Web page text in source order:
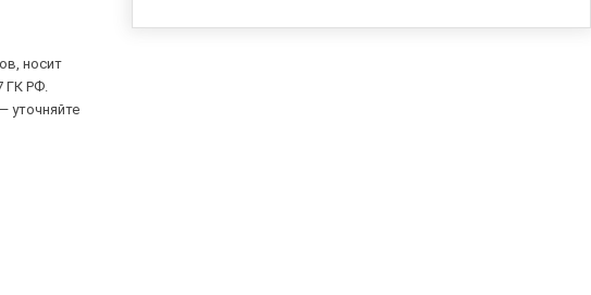
носит
ГК РФ.
уточняйте